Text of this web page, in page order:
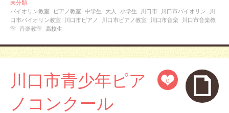
未分類
バイオリン教室
ピアノ教室 中学生 大人 小学生 川口市 川口市バイオリン
川
口市バイオリン教室
川口市ピアノ 川口市ピアノ教室 川口市音楽
川口市音楽教
室 音楽教室 高校生
0
川口市青少年ピア
ノコンクール